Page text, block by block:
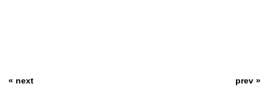
« next prev »